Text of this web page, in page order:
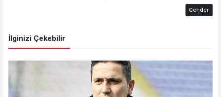
Gönder
İlginizi Çekebilir